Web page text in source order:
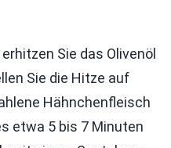
Sie das Olivenöl
Sie die Hitze auf
Hähnchenfleisch
etwa 5 bis 7 Minuten